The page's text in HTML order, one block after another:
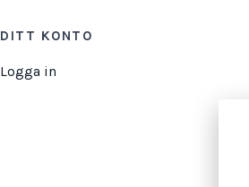
DITT KONTO
Logga in